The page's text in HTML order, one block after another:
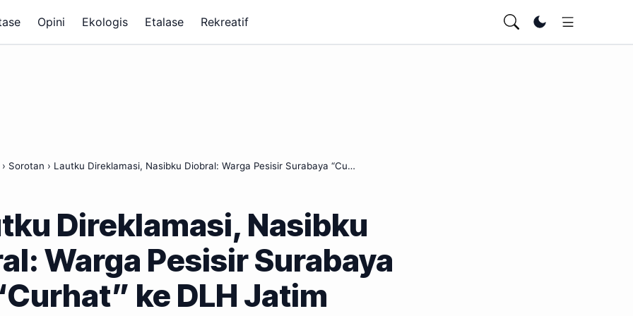
Opini Ekologis Etalase Rekreatif Ubah tema
› Sorotan › Lautku Direklamasi, Nasibku Diobral: Warga Pesisir Surabaya “Cu…
Direklamasi, Nasibku
Warga Pesisir Surabaya
ke DLH Jatim